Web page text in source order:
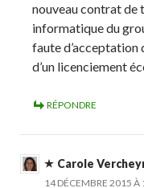
nouveau contrat de
informatique du
faute d’acceptation
d’un licenciement
RÉPONDRE
Carole
14 DÉCEMBRE 2015 À